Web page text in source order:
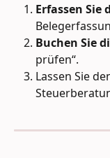
Erfassen Sie
Buchen Sie
prüfen“.
Lassen Sie